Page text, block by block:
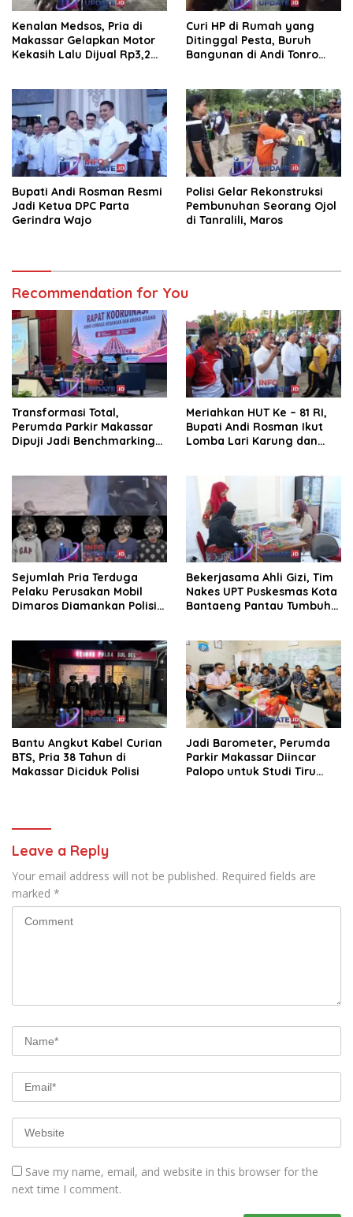
Kenalan Medsos, Pria di
Makassar Gelapkan Motor
Kekasih Lalu Dijual Rp3,2
Curi HP di Rumah yang
Ditinggal Pesta, Buruh
Bangunan di Andi Tonro
Bupati Andi Rosman Resmi
Jadi Ketua DPC Parta
Gerindra Wajo
Polisi Gelar Rekonstruksi
Pembunuhan Seorang Ojol
di Tanralili, Maros
Recommendation for You
Transformasi Total,
Perumda Parkir Makassar
Dipuji Jadi Benchmarking
Meriahkan HUT Ke – 81 RI,
Bupati Andi Rosman Ikut
Lomba Lari Karung dan
Sejumlah Pria Terduga
Pelaku Perusakan Mobil
Dimaros Diamankan Polisi.
Bekerjasama Ahli Gizi, Tim
Nakes UPT Puskesmas Kota
Bantaeng Pantau Tumbuh
Bantu Angkut Kabel Curian
BTS, Pria 38 Tahun di
Makassar Diciduk Polisi
Jadi Barometer, Perumda
Parkir Makassar Diincar
Palopo untuk Studi Tiru
Leave a Reply
Your email address will not be published. Required fields are
marked *
Save my name, email, and website in this browser for the
next time I comment.